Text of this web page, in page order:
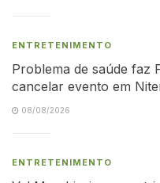
ENTRETENIMENTO
Problema de saúde faz
cancelar evento em
08/08/2026
ENTRETENIMENTO